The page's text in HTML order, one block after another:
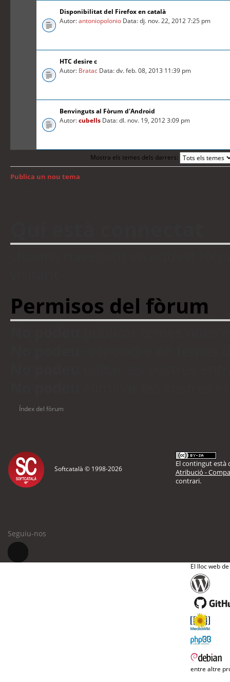
Disponibilitat del Firefox en català
Autor:antoniopolonio Data: dj. nov. 22, 2012 7:25 pm
HTC desire c
Autor: Bratac Data: dv. feb. 08, 2013 11:39 pm
Benvinguts al Fòrum d'Android
Autor:cubells Data: dl. nov. 19, 2012 3:09 pm
Mostra els temes dels darrers:
Publica un nou tema
Permisos del fòrum
Índex del fòrum
Softcatalà © 1998-2026
El contingut està
Atribució -
contrari.
Seguiu-nos
El lloc web
entre altre